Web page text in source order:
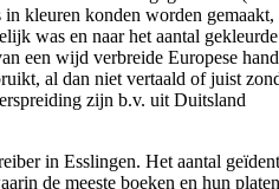
kleuren konden worden gemaakt,
was en naar het aantal
een wijd verbreide Europese
al dan niet vertaald of juist
zijn b.v. uit Duitsland
in Esslingen. Het aantal
de meeste boeken en hun platen